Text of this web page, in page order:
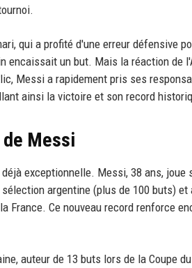
qui a profité d'une erreur défensive
encaissait un but. Mais la réaction de
Messi a rapidement pris ses
ainsi la victoire et son record
Messi
exceptionnelle. Messi, 38 ans, joue
argentine (plus de 100 buts) et
France. Ce nouveau record renforce
auteur de 13 buts lors de la Coupe